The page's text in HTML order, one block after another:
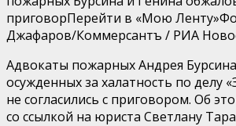
приговорПерейти в «Мою Ленту»
Джафаров/Коммерсантъ / РИА
Адвокаты пожарных Андрея
осужденных за халатность по делу
не согласились с приговором. Об
со ссылкой на юриста Светлану